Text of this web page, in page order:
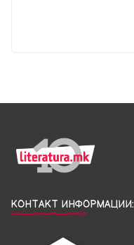
КОНТАКТ ИНФОРМАЦИИ: